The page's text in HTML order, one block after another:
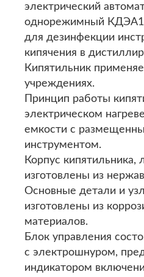
электрический
однорежимный
для дезинфекции
кипячения в
Кипятильник
учреждениях.
Принцип работы
электрическом
емкости с
инструментом.
Корпус кипятильника,
изготовлены из
Основные детали и
изготовлены из
материалов.
Блок управления
с электрошнуром,
индикатором